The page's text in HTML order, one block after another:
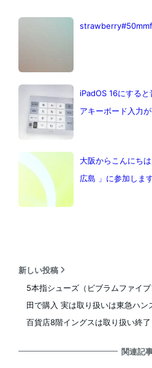
iPadOS 16にする
アキーボード入力
大阪からこんにち
広島 」に参加しま
新しい投稿
5本指シューズ（ビブラムファイ
田で購入 実は取り扱いは東急ハン
百貨店8階イングスは取り扱い終了
関連記